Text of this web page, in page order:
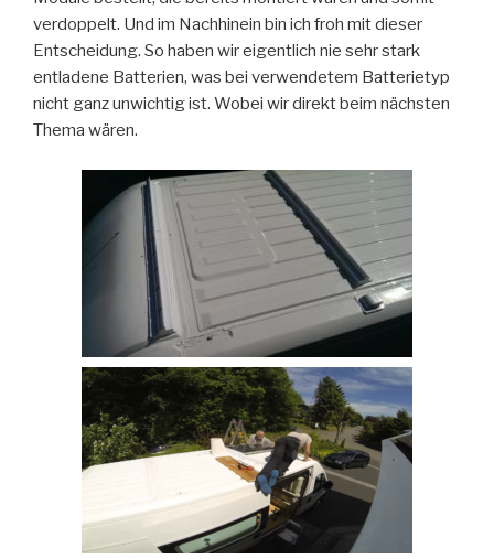
verdoppelt. Und im Nachhinein bin ich froh mit dieser
Entscheidung. So haben wir eigentlich nie sehr stark
entladene Batterien, was bei verwendetem Batterietyp
nicht ganz unwichtig ist. Wobei wir direkt beim nächsten
Thema wären.